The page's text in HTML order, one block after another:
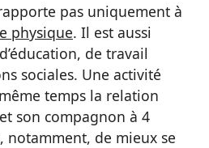
pas uniquement à
physique. Il est aussi
de travail
sociales. Une activité
temps la relation
son compagnon à 4
notamment, de mieux se